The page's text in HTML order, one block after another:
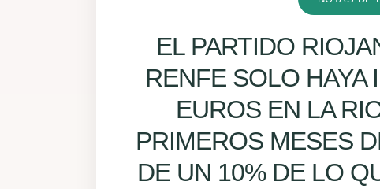
EL PARTIDO
RENFE SOLO HAYA
EUROS EN LA
PRIMEROS MESES
DE UN 10% DE LO